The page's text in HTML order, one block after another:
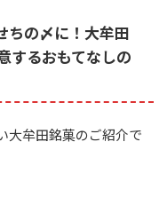
ちの〆に！大牟田
するおもてなしの
大牟田銘菓のご紹介で